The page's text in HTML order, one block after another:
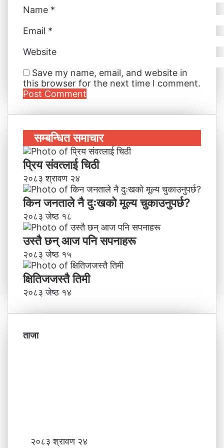
Name *
Email *
Website
Save my name, email, and website in
this browser for the next time I comment.
सम्बन्धित समाचार
प्रिय संवत्लाई चिठी
२०८३ श्रावण २४
किन जनताले नै दुःखको मूल्य चुकाउनुपर्छ?
२०८३ जेष्ठ १८
उस्तै छन् आज पनि सपनाहरू
२०८३ जेष्ठ १५
क्षितिजजस्तै तिमी
२०८३ जेष्ठ १४
ताजा
प्रि
२०८३ श्रावण २४